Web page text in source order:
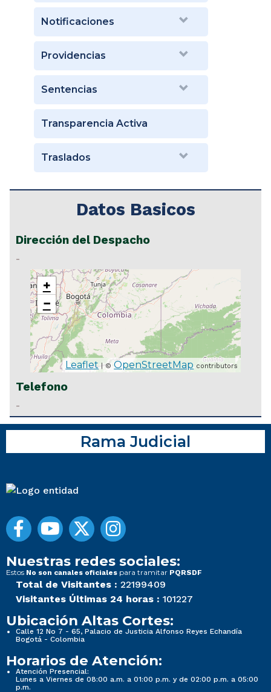
Notificaciones
Providencias
Sentencias
Transparencia Activa
Traslados
Datos Basicos
Dirección del Despacho
-
+
−
Leaflet | ©OpenStreetMap contributors
Telefono
-
Rama Judicial
Nuestras redes sociales:
Estos No son canales oficiales para tramitar PQRSDF
Total de Visitantes : 22199409
Visitantes Últimas 24 horas : 101227
Ubicación Altas Cortes:
Calle 12 No 7 - 65, Palacio de Justicia Alfonso Reyes Echandía
Bogotá - Colombia
Horarios de Atención:
Atención Presencial:
Lunes a Viernes de 08:00 a.m. a 01:00 p.m. y de 02:00 p.m. a 05:00
p.m.